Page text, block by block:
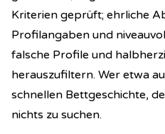
Kriterien geprüft; ehrliche
Profilangaben und
falsche Profile und
herauszufiltern. Wer etwa
schnellen Bettgeschichte,
nichts zu suchen.